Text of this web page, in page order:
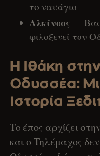
το ναυάγιο
Αλκίνοος —
φιλοξενεί τον
Η Ιθάκη
Οδυσσέα:
Ιστορία
Το έπος αρχίζει
και ο Τηλέμαχος